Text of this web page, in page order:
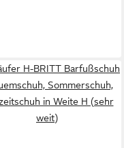
H-BRITT Barfußschuh
Sommerschuh,
in Weite H (sehr
weit)